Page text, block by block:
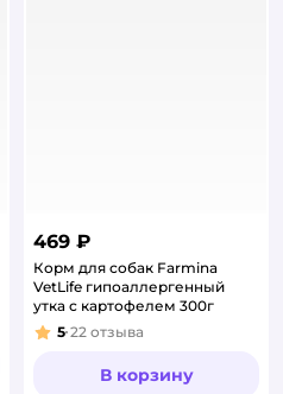
469 ₽
Корм для собак Farmina
VetLife гипоаллергенный
утка с картофелем 300г
Рейтинг:
5 22 отзыва
В корзину